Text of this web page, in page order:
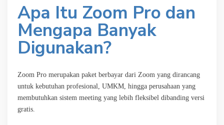
Apa Itu Zoom Pro dan
Mengapa Banyak
Digunakan?
Zoom Pro merupakan paket berbayar dari Zoom yang dirancang
untuk kebutuhan profesional, UMKM, hingga perusahaan yang
membutuhkan sistem meeting yang lebih fleksibel dibanding versi
gratis.